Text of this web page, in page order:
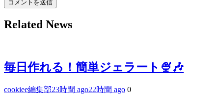
Related News
毎日作れる！簡単ジェラート🍨🎶
cookiee編集部23時間 ago22時間 ago 0